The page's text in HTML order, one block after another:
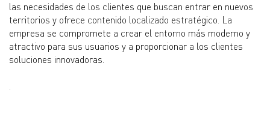
las necesidades de los clientes que buscan entrar en nuevos
territorios y ofrece contenido localizado estratégico. La
empresa se compromete a crear el entorno más moderno y
atractivo para sus usuarios y a proporcionar a los clientes
soluciones innovadoras.
.